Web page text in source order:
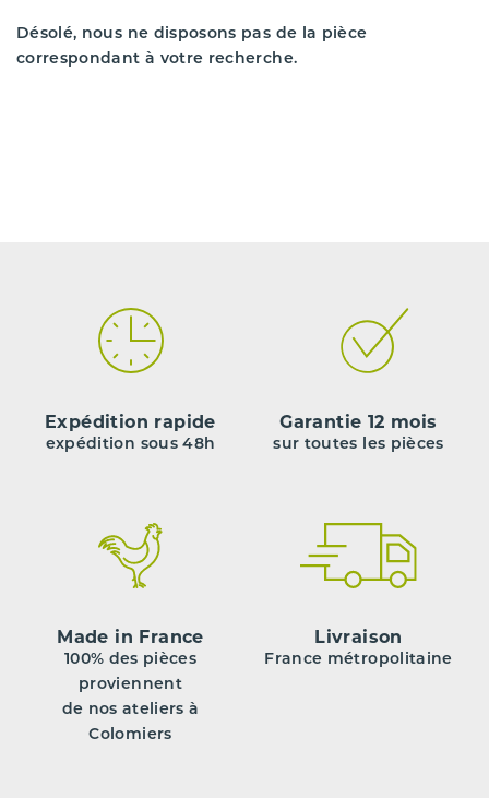
Désolé, nous ne disposons pas de la pièce
correspondant à votre recherche.
Expédition rapide
expédition sous 48h
Garantie 12 mois
sur toutes les pièces
Made in France
100% des pièces
proviennent
de nos ateliers à
Colomiers
Livraison
France métropolitaine